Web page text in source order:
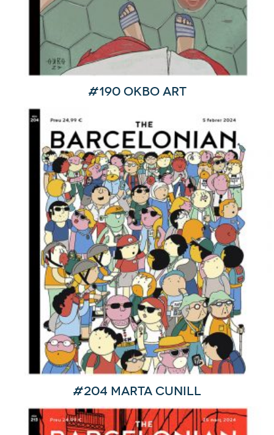
#190 Okbo Art
#204 Marta Cunill